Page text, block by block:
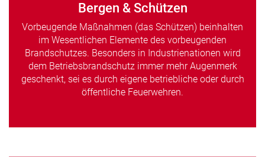
Bergen & Schützen
Vorbeugende Maßnahmen (das Schützen) beinhalten
im Wesentlichen Elemente des vorbeugenden
Brandschutzes. Besonders in Industrienationen wird
dem Betriebsbrandschutz immer mehr Augenmerk
geschenkt, sei es durch eigene betriebliche oder durch
öffentliche Feuerwehren.